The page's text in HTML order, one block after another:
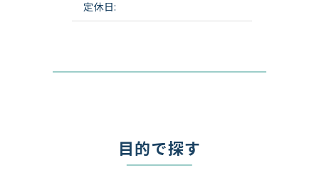
定休日:
目的で探す